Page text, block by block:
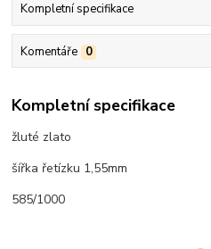
Kompletní specifikace
Komentáře 0
Kompletní specifikace
žluté zlato
šířka řetízku 1,55mm
585/1000